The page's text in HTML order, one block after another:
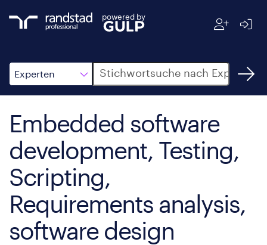
powered by
Experten
Suche
Embedded software
development, Testing,
Scripting,
Requirements analysis,
software design